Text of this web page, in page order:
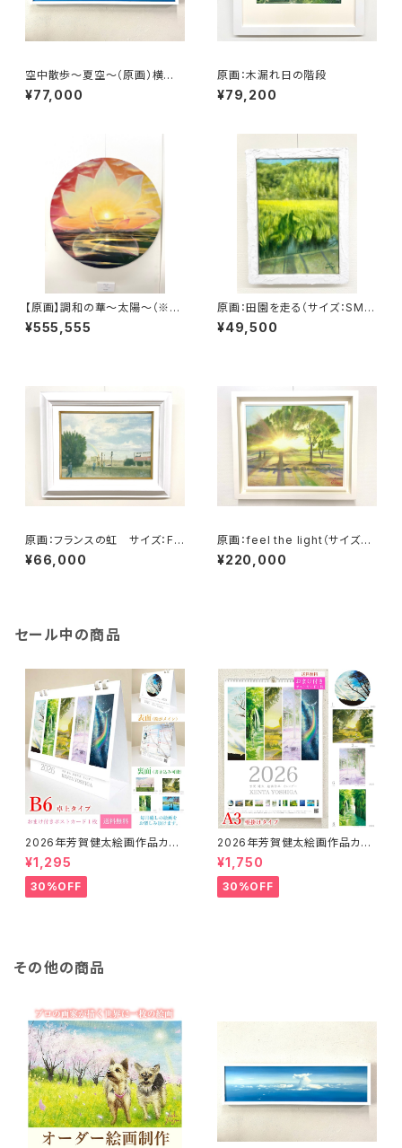
空中散歩～夏空～（原画）横長
サイズ： 横930mm×縦240m
m
¥77,000
原画：木漏れ日の階段
¥79,200
【原画】調和の華〜太陽〜（※特
別記念作品の為、価格及び販売
条件調整中）
¥555,555
原画：田園を走る（サイズ：SM
号・額縁外寸：よこ25.8cm×た
て32.7㎝×奥行4.5㎝）
¥49,500
原画：フランスの虹 サイズ：F4
号・(よこ333 × たて242mm ）
¥66,000
原画：feel the light（サイズ：F
8号（額縁含む縦450mm×横5
60mm×奥行45mm））
¥220,000
セール中の商品
2026年芳賀健太絵画作品カレ
ンダー（卓上タイプB6）※おまけ
のポストカード付き
¥1,295
30%OFF
2026年芳賀健太絵画作品カレ
ンダー（壁掛けA3）※おまけの
ポストカード付き
¥1,750
30%OFF
その他の商品